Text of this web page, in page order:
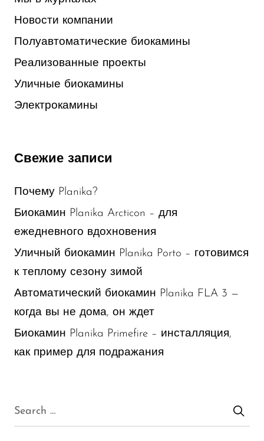
Новости компании
Полуавтоматические биокамины
Реализованные проекты
Уличные биокамины
Электрокамины
Свежие записи
Почему Planika?
Биокамин Planika Arcticon – для
ежедневного вдохновения
Уличный биокамин Planika Porto – готовимся
к теплому сезону зимой
Автоматический биокамин Planika FLA 3 —
когда вы не дома, он ждет
Биокамин Planika Primefire – инсталляция,
как пример для подражания